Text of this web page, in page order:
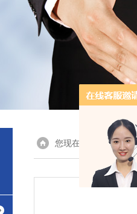
您现在的位置：首页